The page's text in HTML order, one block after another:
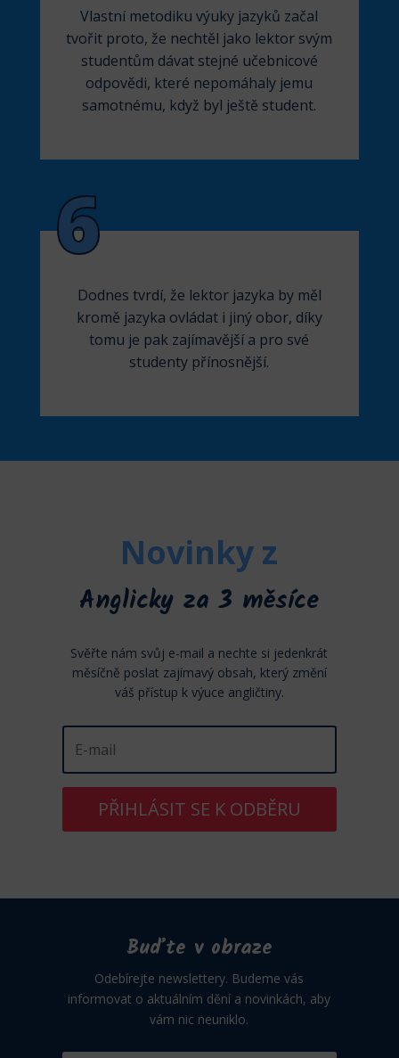
Vlastní metodiku výuky jazyků začal
tvořit proto, že nechtěl jako lektor svým
studentům dávat stejné učebnicové
odpovědi, které nepomáhaly jemu
samotnému, když byl ještě student.
6
Dodnes tvrdí, že lektor jazyka by měl
kromě jazyka ovládat i jiný obor, díky
tomu je pak zajímavější a pro své
studenty přínosnější.
Novinky z
Anglicky za 3 měsíce
Svěřte nám svůj e-mail a nechte si jedenkrát
měsíčně poslat zajímavý obsah, který změní
váš přístup k výuce angličtiny.
PŘIHLÁSIT SE K ODBĚRU
Buďte v obraze
Odebírejte newslettery. Budeme vás
informovat o aktuálním dění a novinkách, aby
vám nic neuniklo.